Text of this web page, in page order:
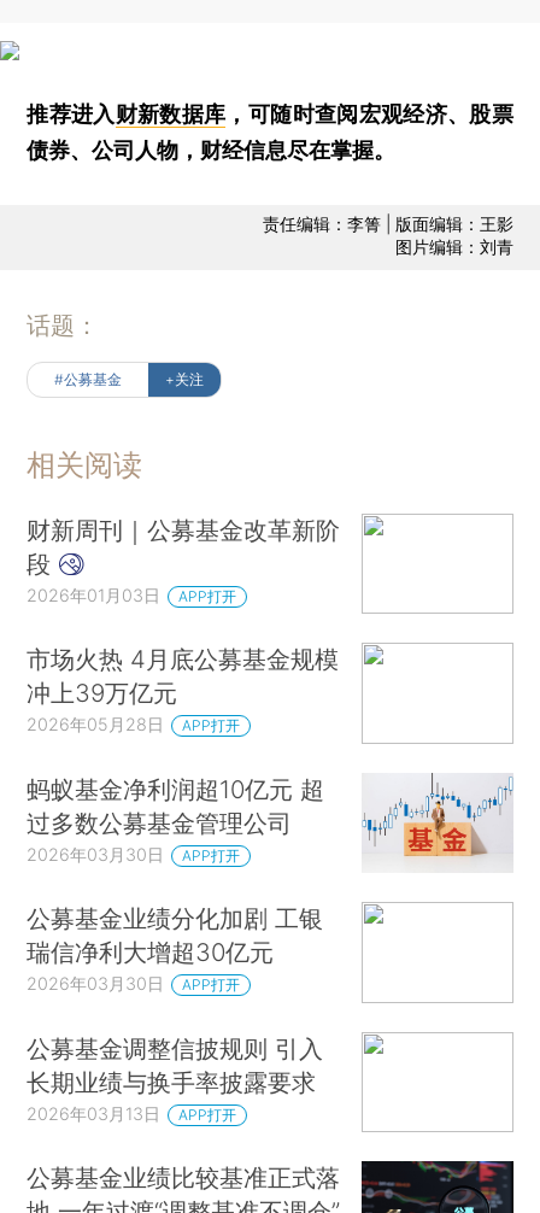
推荐进入财新数据库 ，可随时查阅宏观经济、股票
债券、公司人物，财经信息尽在掌握。
责任编辑：李箐 | 版面编辑：王影
图片编辑：刘青
话题：
#公募基金 +关注
相关阅读
财新周刊｜公募基金改革新阶
段
2026年01月03日 APP打开
市场火热 4月底公募基金规模
冲上39万亿元
2026年05月28日 APP打开
蚂蚁基金净利润超10亿元 超
过多数公募基金管理公司
2026年03月30日 APP打开
公募基金业绩分化加剧 工银
瑞信净利大增超30亿元
2026年03月30日 APP打开
公募基金调整信披规则 引入
长期业绩与换手率披露要求
2026年03月13日 APP打开
公募基金业绩比较基准正式落